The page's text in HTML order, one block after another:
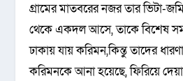
গ্রামের মাতবরের নজর তার ভিটা-
থেকে একদল আসে, তাকে বিশেষ
ঢাকায় যায় করিমন,কিন্তু তাদের
করিমনকে আনা হয়েছে, ফিরিয়ে